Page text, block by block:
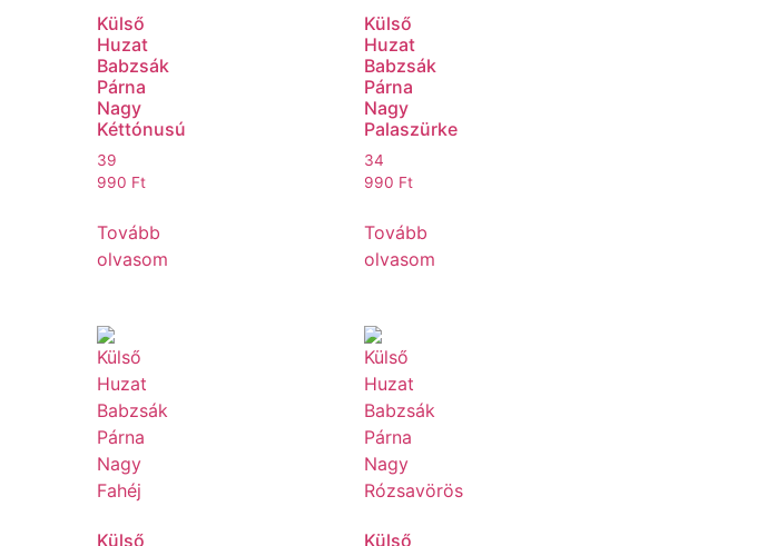
Külső
Huzat
Babzsák
Párna
Nagy
Kéttónusú
39
990 Ft
Tovább
olvasom
Külső
Huzat
Babzsák
Párna
Nagy
Palaszürke
34
990 Ft
Tovább
olvasom
Külső Külső